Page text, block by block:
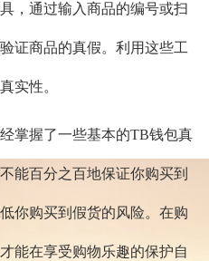
，通过输入商品的编号或扫
证商品的真假。利用这些工
实性。
掌握了一些基本的TB钱包真
能百分之百地保证你购买到
你购买到假货的风险。在购
能在享受购物乐趣的保护自